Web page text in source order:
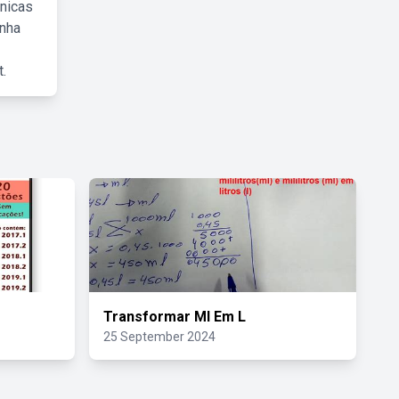
Transformar Ml Em L
25 September 2024